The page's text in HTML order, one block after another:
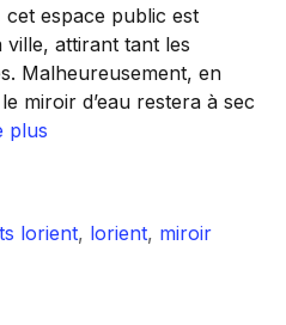
espace public est
attirant tant les
Malheureusement, en
miroir d’eau restera à sec
plus
lorient, lorient, miroir